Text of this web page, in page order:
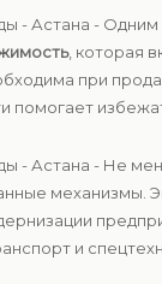
- Астана -
, которая
при
помогает
- Астана - Не
механизмы.
и